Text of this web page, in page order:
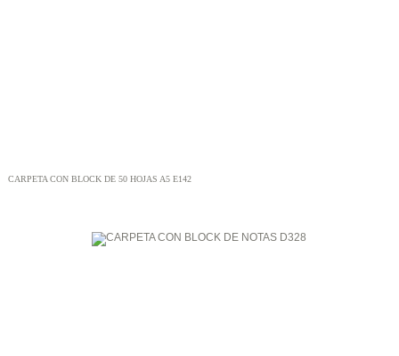
CARPETA CON BLOCK DE 50 HOJAS A5 E142